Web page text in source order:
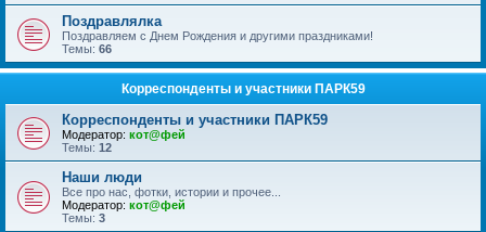
Поздравлялка
Поздравляем с Днем Рождения и другими праздниками!
Темы: 66
Корреспонденты и участники ПАРК59
Корреспонденты и участники ПАРК59
Модератор: кот@фей
Темы: 12
Наши люди
Все про нас, фотки, истории и прочее...
Модератор: кот@фей
Темы: 3